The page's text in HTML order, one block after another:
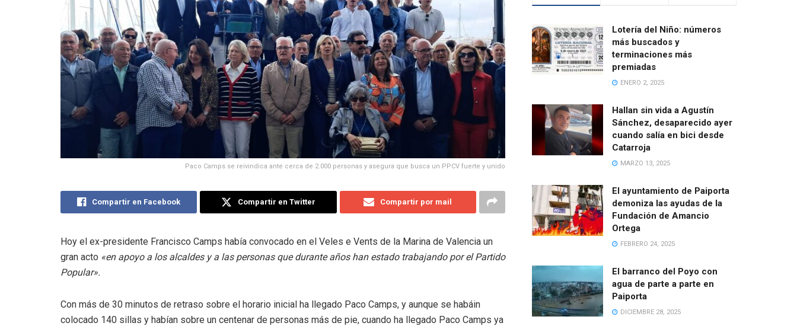
Paco Camps se reivindica ante cerca de 2.000 personas y asegura que busca un PPCV fuerte y unido
Compartir en Facebook Compartir en Twitter Compartir por mail
Hoy el ex-presidente Francisco Camps había convocado en el Veles e Vents de la Marina de Valencia un
gran acto «en apoyo a los alcaldes y a las personas que durante años han estado trabajando por el Partido
Popular».
Con más de 30 minutos de retraso sobre el horario inicial ha llegado Paco Camps, y aunque se habáin
colocado 140 sillas y habían sobre un centenar de personas más de pie, cuando ha llegado Paco Camps ya
Lotería del Niño: números
más buscados y
terminaciones más
premiadas
ENERO 2, 2025
Hallan sin vida a Agustín
Sánchez, desaparecido ayer
cuando salía en bici desde
Catarroja
MARZO 13, 2025
El ayuntamiento de Paiporta
demoniza las ayudas de la
Fundación de Amancio
Ortega
FEBRERO 24, 2025
El barranco del Poyo con
agua de parte a parte en
Paiporta
DICIEMBRE 28, 2025